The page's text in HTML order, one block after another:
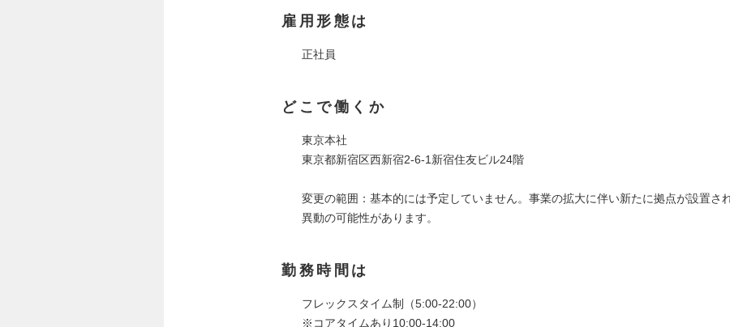
雇用形態は
正社員
どこで働くか
東京本社
東京都新宿区西新宿2-6-1新宿住友ビル24階
変更の範囲：基本的には予定していません。事業の拡大に伴い新たに拠点が設置さ
異動の可能性があります。
勤務時間は
フレックスタイム制（5:00-22:00）
※コアタイムあり10:00-14:00